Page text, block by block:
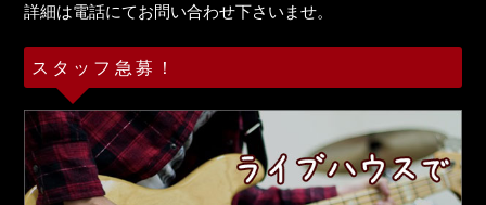
詳細は電話にてお問い合わせ下さいませ。
スタッフ急募！